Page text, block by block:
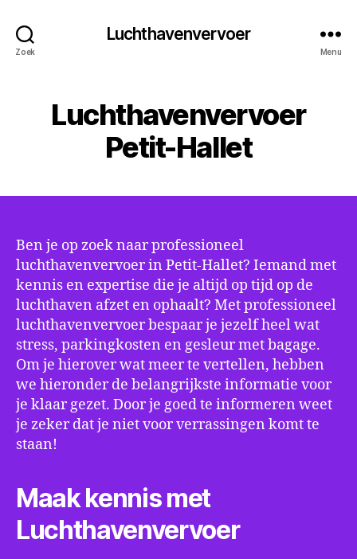
Zoek
Luchthavenvervoer
Menu
Luchthavenvervoer
Petit-Hallet
Ben je op zoek naar professioneel
luchthavenvervoer in Petit-Hallet? Iemand met
kennis en expertise die je altijd op tijd op de
luchthaven afzet en ophaalt? Met professioneel
luchthavenvervoer bespaar je jezelf heel wat
stress, parkingkosten en gesleur met bagage.
Om je hierover wat meer te vertellen, hebben
we hieronder de belangrijkste informatie voor
je klaar gezet. Door je goed te informeren weet
je zeker dat je niet voor verrassingen komt te
staan!
Maak kennis met
Luchthavenvervoer